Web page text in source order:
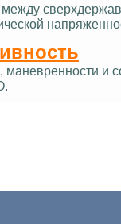
маневренности